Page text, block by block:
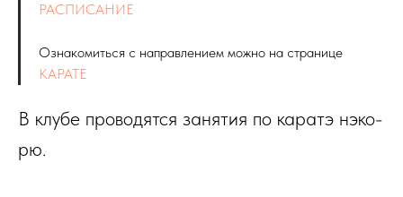
РАСПИСАНИЕ
Ознакомиться с направлением можно на странице
КАРАТЕ
В клубе проводятся занятия по каратэ нэко-
рю.